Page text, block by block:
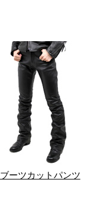
ブーツカットパンツ